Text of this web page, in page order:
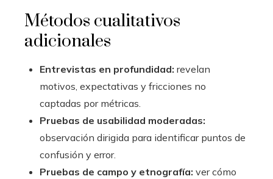
Métodos cualitativos
adicionales
Entrevistas en profundidad: revelan
motivos, expectativas y fricciones no
captadas por métricas.
Pruebas de usabilidad moderadas:
observación dirigida para identificar puntos de
confusión y error.
Pruebas de campo y etnografía: ver cómo